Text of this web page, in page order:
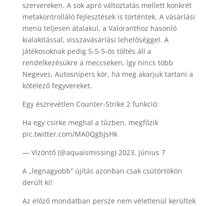
szervereken. A sok apró változtatás mellett konkrét
metakontrolláló fejlesztések is történtek. A vásárlási
menü teljesen átalakul, a Valoranthoz hasonló
kialakítással, visszavásárlási lehetőséggel. A
játékosoknak pedig 5-5-5-ös töltés áll a
rendelkezésükre a meccseken, így nincs több
Negeves, Autosnipers kör, ha meg akarjuk tartani a
kötelező fegyvereket.
Egy észrevétlen Counter-Strike 2 funkció:
Ha egy csirke meghal a tűzben, megfőzik
pic.twitter.com/MA0QgbJsHk
— Vízöntő (@aquaismissing) 2023. június 7
A „legnagyobb” újítás azonban csak csütörtökön
derült ki!
Az előző mondatban persze nem véletlenül kerültek